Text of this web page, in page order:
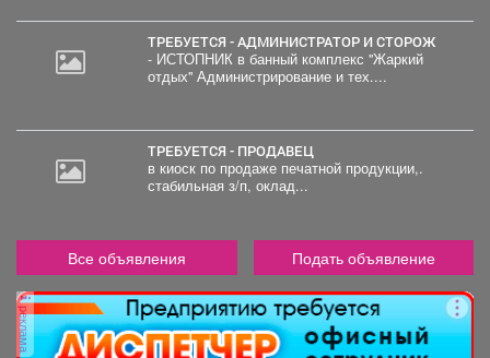
ТРЕБУЕТСЯ - АДМИНИСТРАТОР И СТОРОЖ
- ИСТОПНИК в банный комплекс "Жаркий
отдых" Администрирование и тех....
ТРЕБУЕТСЯ - ПРОДАВЕЦ
в киоск по продаже печатной продукции,.
стабильная з/п, оклад...
Все объявления Подать объявление
реклама